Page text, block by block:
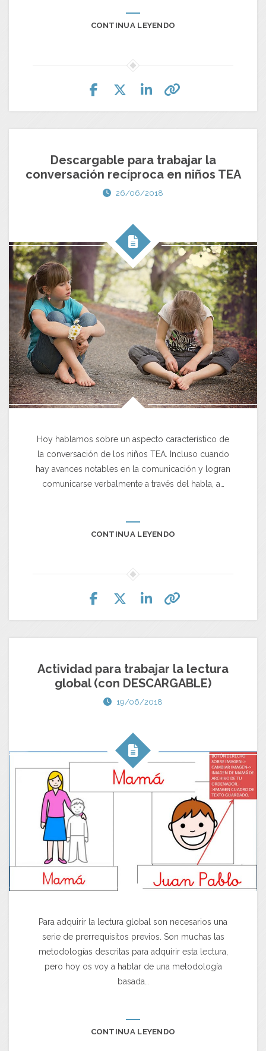
CONTINUA LEYENDO
Descargable para trabajar la
conversación recíproca en niños TEA
26/06/2018
Hoy hablamos sobre un aspecto característico de
la conversación de los niños TEA. Incluso cuando
hay avances notables en la comunicación y logran
comunicarse verbalmente a través del habla, a…
CONTINUA LEYENDO
Actividad para trabajar la lectura
global (con DESCARGABLE)
19/06/2018
Para adquirir la lectura global son necesarios una
serie de prerrequisitos previos. Son muchas las
metodologías descritas para adquirir esta lectura,
pero hoy os voy a hablar de una metodología
basada…
CONTINUA LEYENDO